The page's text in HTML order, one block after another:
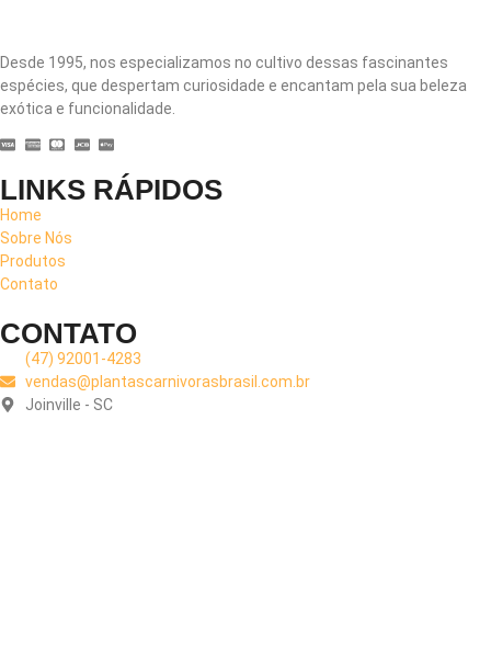
Desde 1995, nos especializamos no cultivo dessas fascinantes
espécies, que despertam curiosidade e encantam pela sua beleza
exótica e funcionalidade.
LINKS RÁPIDOS
Home
Sobre Nós
Produtos
Contato
CONTATO
(47) 92001-4283
vendas@plantascarnivorasbrasil.com.br
Joinville - SC